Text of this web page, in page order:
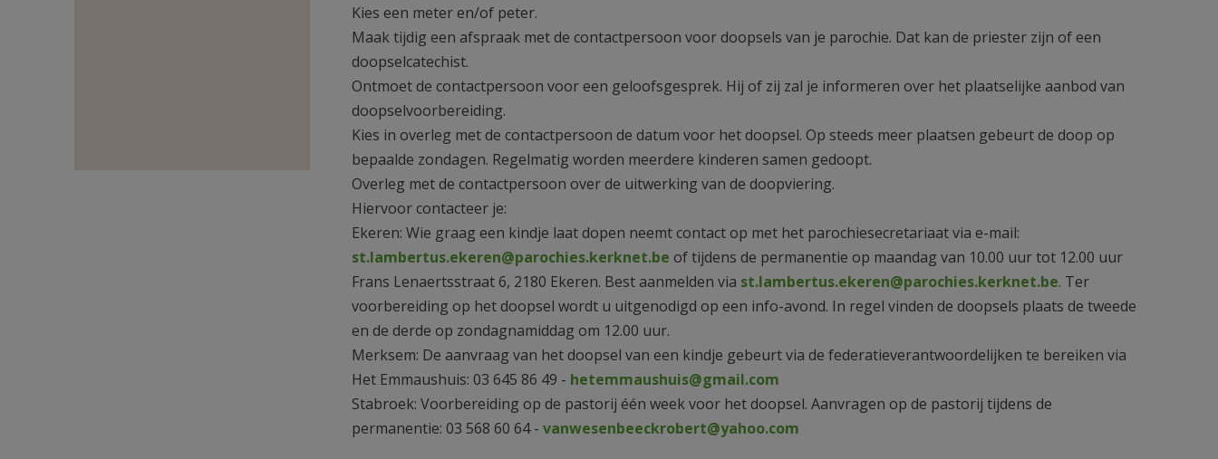
Kies een meter en/of peter.
Maak tijdig een afspraak met de contactpersoon voor doopsels van je parochie. Dat kan de priester zijn of een
doopselcatechist.
Ontmoet de contactpersoon voor een geloofsgesprek. Hij of zij zal je informeren over het plaatselijke aanbod van
doopselvoorbereiding.
Kies in overleg met de contactpersoon de datum voor het doopsel. Op steeds meer plaatsen gebeurt de doop op
bepaalde zondagen. Regelmatig worden meerdere kinderen samen gedoopt.
Overleg met de contactpersoon over de uitwerking van de doopviering.
Hiervoor contacteer je:
Ekeren: Wie graag een kindje laat dopen neemt contact op met het parochiesecretariaat via e-mail:
st.lambertus.ekeren@parochies.kerknet.be of tijdens de permanentie op maandag van 10.00 uur tot 12.00 uur
Frans Lenaertsstraat 6, 2180 Ekeren. Best aanmelden via st.lambertus.ekeren@parochies.kerknet.be. Ter
voorbereiding op het doopsel wordt u uitgenodigd op een info-avond. In regel vinden de doopsels plaats de tweede
en de derde op zondagnamiddag om 12.00 uur.
Merksem: De aanvraag van het doopsel van een kindje gebeurt via de federatieverantwoordelijken te bereiken via
Het Emmaushuis: 03 645 86 49 - hetemmaushuis@gmail.com
Stabroek: Voorbereiding op de pastorij één week voor het doopsel. Aanvragen op de pastorij tijdens de
permanentie: 03 568 60 64 -vanwesenbeeckrobert@yahoo.com